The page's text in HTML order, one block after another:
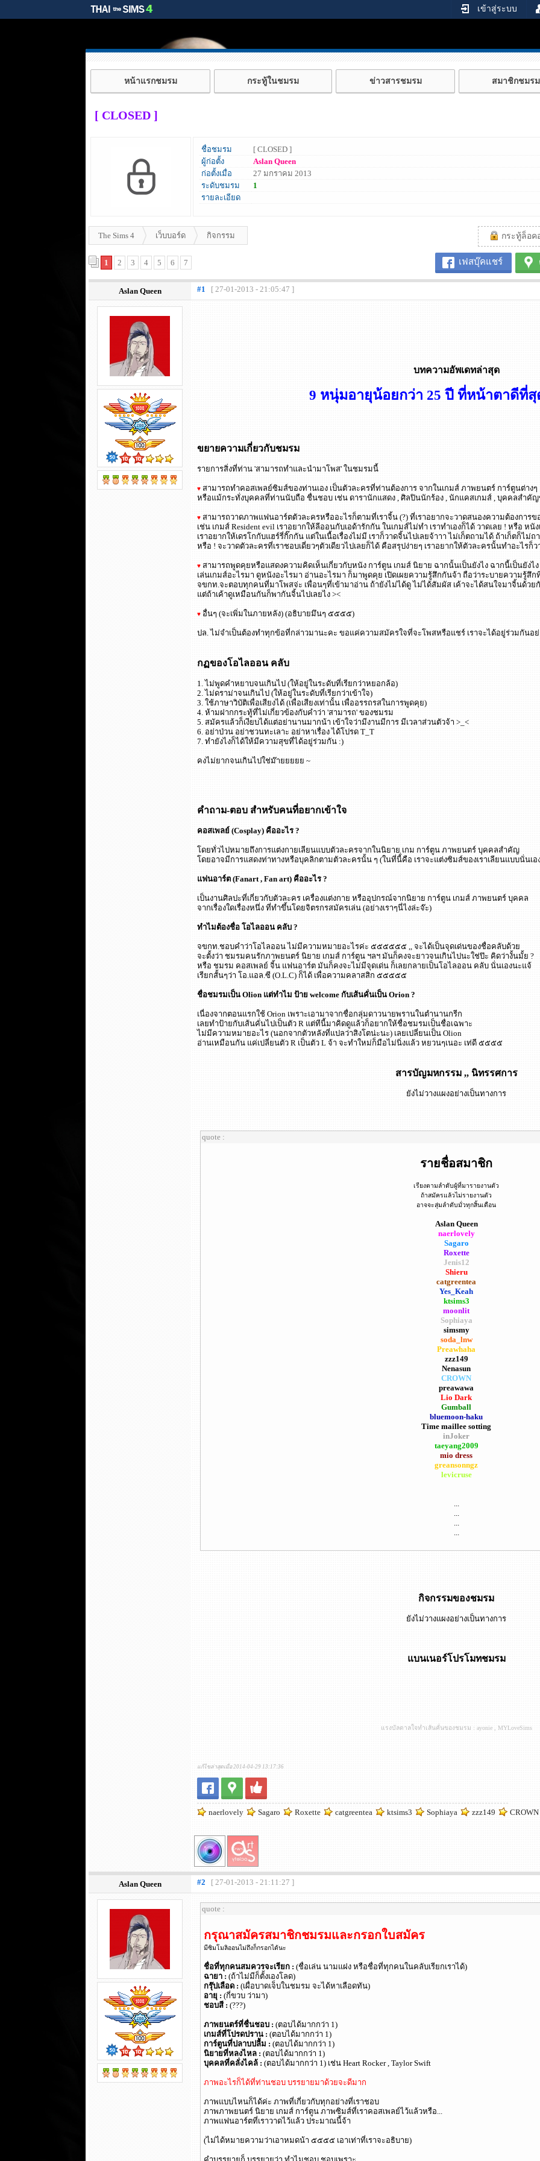
เข้าสู่ระบบ
หน้าแรกชมรม กระทู้ในชมรม ข่าวสารชมรม สมาชิกชมรม
[ CLOSED ]
ชื่อชมรม
[ CLOSED ]
ผู้ก่อตั้ง
Aslan Queen
ก่อตั้งเมื่อ
27 มกราคม 2013
ระดับชมรม
1
รายละเอียด
The Sims 4 เว็บบอร์ด กิจกรรม กระทู้ล็อค
เฟสบุ๊คแชร์
1 2 3 4 5 6 7
Aslan Queen #1 [ 27-01-2013 - 21:05:47 ]
บทความอัพเดทล่าสุด
9 หนุ่มอายุน้อยกว่า 25 ปี ที่หน้าตาดีที่สุ
ขยายความเกี่ยวกับชมรม
รายการสิ่งที่ท่าน 'สามารถทำและนำมาโพส' ในชมรมนี้
♥ สามารถทำคอสเพลย์ซิมส์ของท่านเอง เป็นตัวละครที่ท่านต้องการ จากในเกมส์ ภาพยนตร์ การ์ตูนต่างๆ
หรือแม้กระทั่งบุคคลที่ท่านนับถือ ชื่นชอบ เช่น ดารานักแสดง , ศิลปินนักร้อง , นักแคสเกมส์ , บุคคลสำคัญ
♥ สามารถวาดภาพแฟนอาร์ตตัวละครหรืออะไรก็ตามที่เราจิ้น (?) ที่เราอยากจะวาดสนองความต้องการข
เช่น เกมส์ Resident evil เราอยากให้ลีออนกับเอด้ารักกัน ในเกมส์ไม่ทำ เราทำเองก็ได้ วาดเลย ! หรือ หนั
เราอยากให้เดรโกกับแฮร์รี่กิ๊กกัน แต่ในเนื้อเรื่องไม่มี เราก็วาดจิ้นไปเลยจ้าาา ไม่เก็ตถามได้ ถ้าเก็ตก็ไม่
หรือ ! จะวาดตัวละครที่เราชอบเดี่ยวๆตัวเดียวไปเลยก็ได้ คือสรุปง่ายๆ เราอยากให้ตัวละครนั้นทำอะไรก็
♥ สามารถพูดคุยหรือแสดงความคิดเห็นเกี่ยวกับหนัง การ์ตูน เกมส์ นิยาย ฉากนั้นเป็นยังไง ฉากนี้เป็นยังไง
เล่นเกมส์อะไรมา ดูหนังอะไรมา อ่านอะไรมา ก็มาพูดคุย เปิดเผยความรู้สึกกันจ้า ถือว่าระบายความรู้สึ
จขกท.จะตอบทุกคนที่มาโพสจ่ะ เพื่อนๆที่เข้ามาอ่าน ถ้ายังไม่ได้ดู ไม่ได้สัมผัส เค้าจะได้สนใจมาจิ้นด้วย
แต่ถ้าเค้าดูเหมือนกันก็พากันจิ้นไปเลยไง ><
♥ อื่นๆ (จะเพิ่มในภายหลัง) (อธิบายมึนๆ ๕๕๕๕)
ปล. ไม่จำเป็นต้องทำทุกข้อที่กล่าวมานะคะ ขอแค่ความสมัครใจที่จะโพสหรือแชร์ เราจะได้อยู่ร่วมกันอ
กฏของโอไลออน คลับ
1. ไม่พูดคำหยาบจนเกินไป (ให้อยู่ในระดับที่เรียกว่าหยอกล้อ)
2. ไม่ดราม่าจนเกินไป (ให้อยู่ในระดับที่เรียกว่าเข้าใจ)
3. ใช้ภาษาวิบัติเพื่อเสียงได้ (เพื่อเสียงเท่านั้น เพื่ออรรถรสในการพูดคุย)
4. ห้ามฝากกระทู้ที่ไม่เกี่ยวข้องกับคำว่า 'สามารถ' ของชมรม
5. สมัครแล้วก็เงียบได้แต่อย่านานมากน้า เข้าใจว่ามีงานมีการ มีเวลาส่วนตัวจ้า >_<
6. อย่าป่วน อย่าชวนทะเลาะ อย่าหาเรื่อง ได้โปรด T_T
7. ทำยังไงก็ได้ให้มีความสุขที่ได้อยู่ร่วมกัน :)
คงไม่ยากจนเกินไปใช่ม๊ายยยยย ~
คำถาม-ตอบ สำหรับคนที่อยากเข้าใจ
คอสเพลย์ (Cosplay) คืออะไร ?
โดยทั่วไปหมายถึงการแต่งกายเลียนแบบตัวละครจากในนิยาย เกม การ์ตูน ภาพยนตร์ บุคคลสำคัญ
โดยอาจมีการแสดงท่าทางหรือบุคลิกตามตัวละครนั้น ๆ (ในที่นี้่คือ เราจะแต่งซิมส์ของเราเลียนแบบนั่นเอ
แฟนอาร์ต (Fanart , Fan art) คืออะไร ?
เป็นงานศิลปะที่เกี่ยวกับตัวละคร เครื่องแต่งกาย หรืออุปกรณ์จากนิยาย การ์ตูน เกมส์ ภาพยนตร์ บุคคล
จากเรื่องใดเรื่องหนึ่ง ที่ทำขึ้นโดยจิตรกรสมัครเล่น (อย่างเราๆนี่ไงล่ะจ๊ะ)
ทำไมต้องชื่อ โอไลออน คลับ ?
จขกท.ชอบคำว่าโอไลออน ไม่มีความหมายอะไรค่ะ ๕๕๕๕๕๕ ,, จะได้เป็นจุดเด่นของชื่อคลับด้วย
จะตั้งว่า ชมรมคนรักภาพยนตร์ นิยาย เกมส์ การ์ตูน ฯลฯ มันก็คงจะยาวจนเกินไปนะใช่ป๊ะ คิดว่างั้นมั้ย ?
หรือ ชมรม คอสเพลย์ จิ้น แฟนอาร์ต มันก็คงจะไม่มีจุดเด่น ก็เลยกลายเป็นโอไลออน คลับ นั่นเองนะแจ้
เรียกสั้นๆว่า โอ.แอล.ซี (O.L.C) ก็ได้ เพื่อความคลาสสิก ๕๕๕๕๕
ชื่อชมรมเป็น Olion แต่ทำไม ป้าย welcome กับเส้นคั่นเป็น Orion ?
เนื่องจากตอนแรกใช้ Orion เพราะเอามาจากชื่อกลุ่มดาวนายพรานในตำนานกรีก
เลยทำป้ายกับเส้นคั่นไปเป็นตัว R แต่ทีนี้มาคิดดูแล้วก็อยากให้ชื่อชมรมเป็นชื่อเฉพาะ
ไม่มีความหมายอะไร (นอกจากตัวหลังที่แปลว่าสิงโตน่ะนะ) เลยเปลี่ยนเป็น Olion
อ่านเหมือนกัน แค่เปลี่ยนตัว R เป็นตัว L จ้า จะทำใหม่ก็มือไม่นิ่งแล้ว หยวนๆเนอะ เท่ดี ๕๕๕๕
สารบัญมหกรรม ,, นิทรรศการ
ยังไม่วางแผงอย่างเป็นทางการ
quote :
รายชื่อสมาชิก
เรียงตามลำดับผู้ที่มารายงานตัว
ถ้าสมัครแล้วไม่รายงานตัว
อาจจะสุ่มลำดับมั่วทุกสิ้นเดือน
Aslan Queen
naerlovely
Sagaro
Roxette
Jenis12
Shieru
catgreentea
Yes_Keah
ktsims3
moonlit
Sophiaya
simsmy
soda_lnw
Preawhaha
zzz149
Nenasun
CROWN
preawawa
Lio Dark
Gumball
bluemoon-haku
Time maillee sotting
inJoker
taeyang2009
mio dress
greansonngz
levicruse
...
...
...
...
กิจกรรมของชมรม
ยังไม่วางแผงอย่างเป็นทางการ
แบนเนอร์โปรโมทชมรม
แรงบัลดาลใจทำเส้นคั่นของชมรม : ayonie , MYLoveSims
แก้ไขล่าสุดเมื่อ 2014-04-29 13:17:36
naerlovely Sagaro Roxette catgreentea ktsims3 Sophiaya zzz149 CROWN
Aslan Queen #2 [ 27-01-2013 - 21:11:27 ]
quote :
กรุณาสมัครสมาชิกชมรมและกรอกใบสมัคร
มีซิมโมลิออนไม่ถึงก็กรอกได้นะ
ชื่อที่ทุกคนสมควรจะเรียก : (ชื่อเล่น นามแฝง หรือชื่อที่ทุกคนในคลับเรียกเราได้)
ฉายา : (ถ้าไม่มีก็ตั้งเองโลด)
กรุ๊ปเลือด : (เผื่อบาดเจ็บในชมรม จะได้หาเลือดทัน)
อายุ : (กี่ขวบ ว่ามา)
ชอบสี : (???)
ภาพยนตร์ที่ชื่นชอบ : (ตอบได้มากกว่า 1)
เกมส์ที่โปรดปราน : (ตอบได้มากกว่า 1)
การ์ตูนที่ปลาบปลื้ม : (ตอบได้มากกว่า 1)
นิยายที่หลงไหล : (ตอบได้มากกว่า 1)
บุคคลที่คลั่งไคล้ : (ตอบได้มากกว่า 1) เช่น Heart Rocker , Taylor Swift
ภาพอะไรก็ได้ที่ท่านชอบ บรรยายมาด้วยจะดีมาก
ภาพแบบไหนก็ได้ค่ะ ภาพที่เกี่ยวกับทุกอย่างที่เราชอบ
ภาพภาพยนตร์ นิยาย เกมส์ การ์ตูน ภาพซิมส์ที่เราคอสเพลย์ไว้แล้วหรือ...
ภาพแฟนอาร์ตที่เราวาดไว้แล้ว ประมาณนี้จ้า
(ไม่ได้หมายความว่าเอาหมดน้า ๕๕๕๕ เอาเท่าที่เราจะอธิบาย)